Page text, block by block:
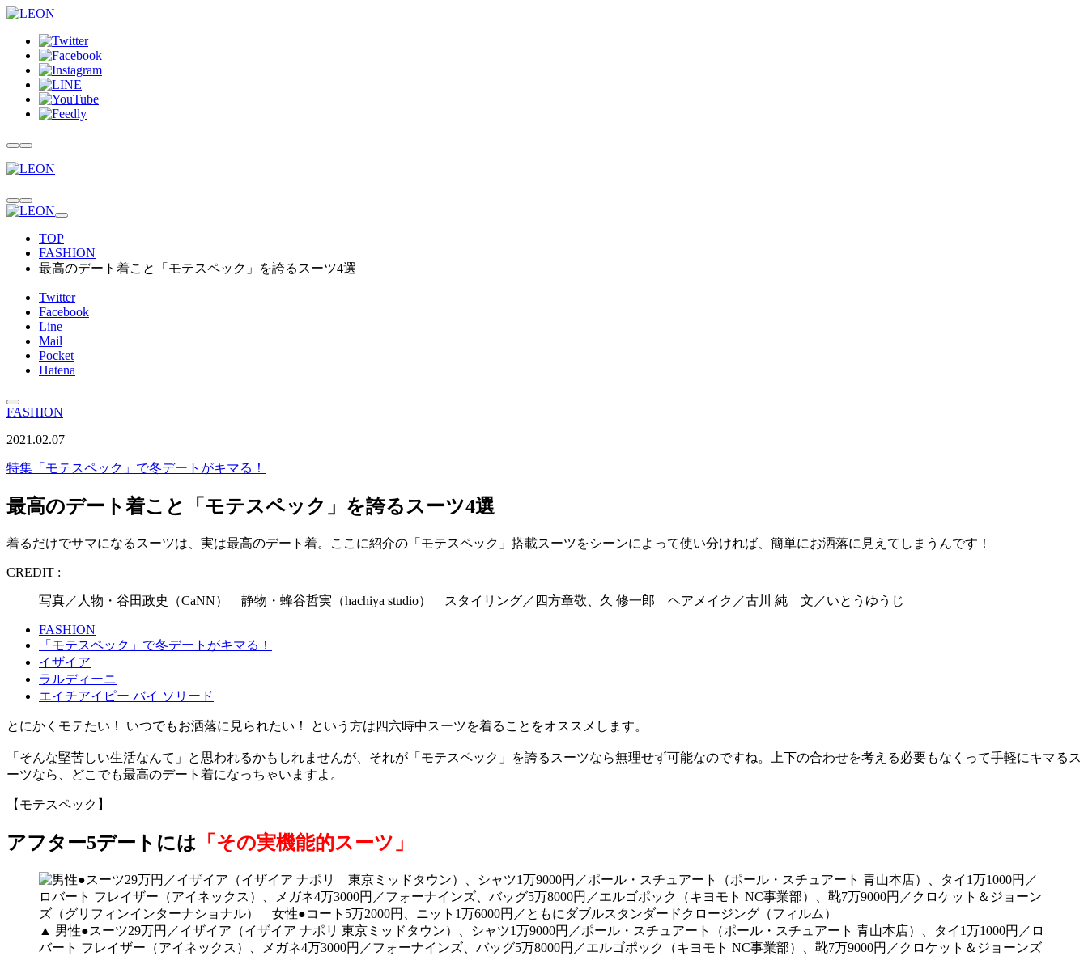
TOP
FASHION
最高のデート着こと「モテスペック」を誇るスーツ4選
Twitter
Facebook
Line
Mail
Pocket
Hatena
FASHION
2021.02.07
特集 「モテスペック」で冬デートがキマる！
最高のデート着こと「モテスペック」を誇るスーツ4選
着るだけでサマになるスーツは、実は最高のデート着。ここに紹介の「モテスペック」搭載スーツをシーンによって使い分ければ、簡単にお洒落に見えてしまうんです！
CREDIT :
写真／人物・谷田政史（CaNN） 静物・蜂谷哲実（hachiya studio） スタイリング／四方章敬、久 修一郎 ヘアメイク／古川 純 文／いとうゆうじ
FASHION
「モテスペック」で冬デートがキマる！
イザイア
ラルディーニ
エイチアイピー バイ ソリード
とにかくモテたい！ いつでもお洒落に見られたい！ という方は四六時中スーツを着ることをオススメします。
「そんな堅苦しい生活なんて」と思われるかもしれませんが、それが「モテスペック」を誇るスーツなら無理せず可能なのですね。上下の合わせを考える必要もなくって手軽にキマるス
ーツなら、どこでも最高のデート着になっちゃいますよ。
【モテスペック】
アフター5デートには 「その実機能的スーツ」
▲ 男性●スーツ29万円／イザイア（イザイア ナポリ 東京ミッドタウン）、シャツ1万9000円／ポール・スチュアート（ポール・スチュアート 青山本店）、タイ1万1000円／ロ
バート フレイザー（アイネックス）、メガネ4万3000円／フォーナインズ、バッグ5万8000円／エルゴポック（キヨモト NC事業部）、靴7万9000円／クロケット＆ジョーンズ